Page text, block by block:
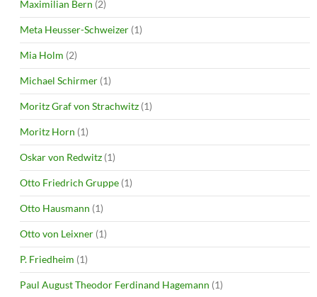
Maximilian Bern (2)
Meta Heusser-Schweizer (1)
Mia Holm (2)
Michael Schirmer (1)
Moritz Graf von Strachwitz (1)
Moritz Horn (1)
Oskar von Redwitz (1)
Otto Friedrich Gruppe (1)
Otto Hausmann (1)
Otto von Leixner (1)
P. Friedheim (1)
Paul August Theodor Ferdinand Hagemann (1)